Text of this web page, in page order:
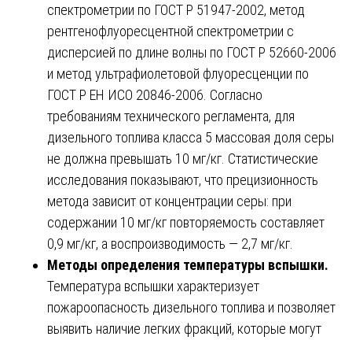
спектрометрии по ГОСТ Р 51947-2002, метод
рентгенофлуоресцентной спектрометрии с
дисперсией по длине волны по ГОСТ Р 52660-2006
и метод ультрафиолетовой флуоресценции по
ГОСТ Р ЕН ИСО 20846-2006. Согласно
требованиям технического регламента, для
дизельного топлива класса 5 массовая доля серы
не должна превышать 10 мг/кг. Статистические
исследования показывают, что прецизионность
метода зависит от концентрации серы: при
содержании 10 мг/кг повторяемость составляет
0,9 мг/кг, а воспроизводимость — 2,7 мг/кг.
Методы определения температуры вспышки.
Температура вспышки характеризует
пожароопасность дизельного топлива и позволяет
выявить наличие легких фракций, которые могут